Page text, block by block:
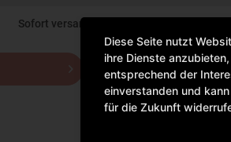
Sofort versandfertig, Lieferzeit ca. 1-3
Diese Seite nutzt
ihre Dienste
entsprechend der
einverstanden und
für die Zukunft